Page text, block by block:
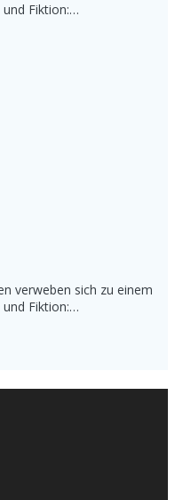
und Fiktion:…
verweben sich zu einem
und Fiktion:…